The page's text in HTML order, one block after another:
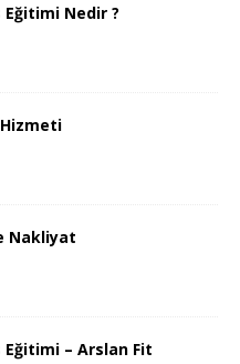
Nedir ?
Nakliyat
– Arslan Fit